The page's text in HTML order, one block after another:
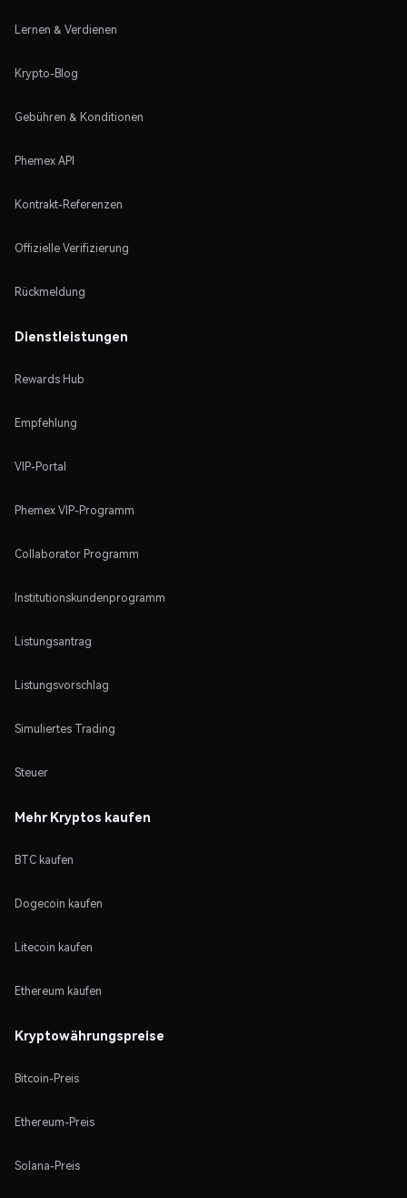
Lernen & Verdienen
Krypto-Blog
Gebühren & Konditionen
Phemex API
Kontrakt-Referenzen
Offizielle Verifizierung
Rückmeldung
Dienstleistungen
Rewards Hub
Empfehlung
VIP-Portal
Phemex VIP-Programm
Collaborator Programm
Institutionskundenprogramm
Listungsantrag
Listungsvorschlag
Simuliertes Trading
Steuer
Mehr Kryptos kaufen
BTC kaufen
Dogecoin kaufen
Litecoin kaufen
Ethereum kaufen
Kryptowährungspreise
Bitcoin-Preis
Ethereum-Preis
Solana-Preis